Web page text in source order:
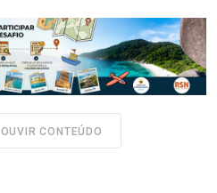
OUVIR CONTEÚDO